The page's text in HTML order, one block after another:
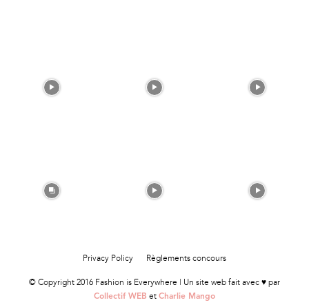
Privacy Policy Règlements concours
© Copyright 2016 Fashion is Everywhere | Un site web fait avec ♥ par
Collectif WEB et Charlie Mango